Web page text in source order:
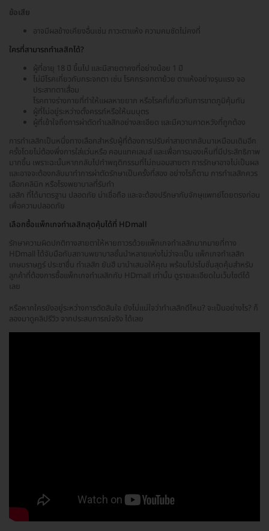
ข้อเสีย
อาจมีผลข้างเคียงอื่นเช่น ภาวะตาแห้ง ความคมชัดไม่คงที่
ใครที่สามารถทำเลสิกได้?
ผู้ที่อายุ 18 ปี ขึ้นไป และมีสายตาคงที่อย่างน้อย 1 ปี
ไม่มีโรคเกี่ยวกับกระจกตา เช่น โรคกระจกตาย้วย ตาแห้งอย่างรุนแรง จอ
ประสาทตาเสื่อม
โรคทางร่างกายที่ทำให้แผลหายยาก หรือโรคที่เกี่ยวกับการขาดภูมิคุ้มกัน
ผู้ที่ไม่อยู่ระหว่างตั้งครรภ์หรือให้นมบุตร
ผู้ที่เข้าใจถึงการผ่าตัดทำเลสิกอย่างละเอียด และมีความคาดหวังที่ถูกต้อง
การทำเลสิกเป็นหนึ่งทางเลือกสำหรับผู้ที่ต้องการปรับค่าสายตากลับมาเหมือนเดิมอีก
ครั้งโดยไม่ต้องพึ่งการใส่แว่นหรือ คอนแทคเลนส์ และเพื่อการมองเห็นที่มีประสิทธิภาพ
มากขึ้น เพราะฉะนั้นหากกลับไปทำพฤติกรรมที่ไม่ถนอมสายตา การรักษาอาจไม่เป็นผล
และอาจจะต้องกลับมาทำการผ่าตัดรักษาเป็นครั้งที่สอง อย่างไรก็ตาม การทำเลสิกควร
เลือกคลินิก หรือโรงพยาบาลที่รับทำ
เลสิก ที่ได้มาตรฐาน ปลอดภัย น่าเชื่อถือ และจะต้องปรึกษากับจักษุแพทย์โดยตรงก่อน
เพื่อความปลอดภัย
เลือกซื้อแพ็กเกจทำเลสิกสุดคุ้มได้ที่ HDmall
รักษาความผิดปกติทางสายตาให้หายถาวรด้วยแพ็กเกจทำเลสิกมากมายที่ทาง
HDmall ได้จับมือกับสถานพยาบาลชั้นนำหลายแห่งไม่ว่าจะเป็น แพ็กเกจทำเลสิก
เกษมราษฎร์ ประชาชื่น ทำเลสิก ยันฮี มานำเสนอให้คุณ พร้อมโปรโมชั่นสุดคุ้มสำหรับ
ลูกค้าที่ต้องการซื้อแพ็กเกจทำเลสิกกับ HDmall เท่านั้น ดูรายละเอียดในเว็บไซต์ได้
เลย
หรือหากใครยังอยู่ระหว่างการตัดสินใจ ยังไม่แน่ใจว่าทำเลสิกดีไหม? จะเป็นอย่างไร? ก็
ลองมาดูคลิปรีวิว จากประสบการณ์จริง ได้เลย